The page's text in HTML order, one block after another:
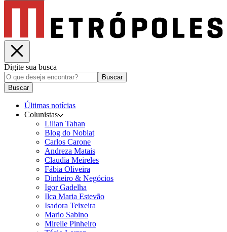
Digite sua busca
Buscar
Buscar
Últimas notícias
Colunistas
Lilian Tahan
Blog do Noblat
Carlos Carone
Andreza Matais
Claudia Meireles
Fábia Oliveira
Dinheiro & Negócios
Igor Gadelha
Ilca Maria Estevão
Isadora Teixeira
Mario Sabino
Mirelle Pinheiro